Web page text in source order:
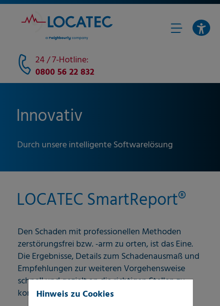
24 / 7-Hotline:
0800 56 22 832
Innovativ
Durch unsere intelligente Softwarelösung
LOCATEC SmartReport®
Den Schaden mit professionellen Methoden
zerstörungsfrei bzw. -arm zu orten, ist das Eine.
Die Ergebnisse, Details zum Schadenausmaß und
Empfehlungen zur weiteren Vorgehensweise
schnell und gezielt an die richtigen Stellen zu
kommunizieren, das Andere.
Hinweis zu Cookies